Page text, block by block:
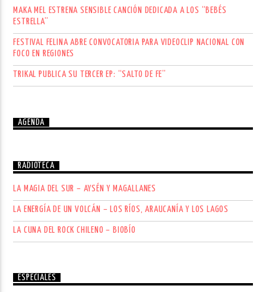
MAKA MEL ESTRENA SENSIBLE CANCIÓN DEDICADA A LOS “BEBÉS
ESTRELLA”
FESTIVAL FELINA ABRE CONVOCATORIA PARA VIDEOCLIP NACIONAL CON
FOCO EN REGIONES
TRIKAL PUBLICA SU TERCER EP: “SALTO DE FE”
AGENDA
RADIOTECA
LA MAGIA DEL SUR – AYSÉN Y MAGALLANES
LA ENERGÍA DE UN VOLCÁN – LOS RÍOS, ARAUCANÍA Y LOS LAGOS
LA CUNA DEL ROCK CHILENO – BIOBÍO
ESPECIALES